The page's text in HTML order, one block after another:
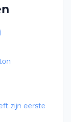
zijn eerste